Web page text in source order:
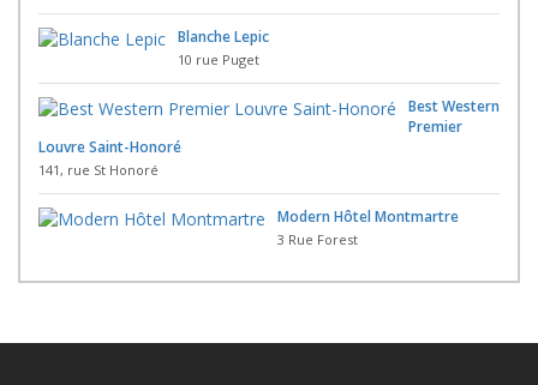
Blanche Lepic
10 rue Puget
Best Western
Premier
Louvre Saint-Honoré
141, rue St Honoré
Modern Hôtel Montmartre
3 Rue Forest